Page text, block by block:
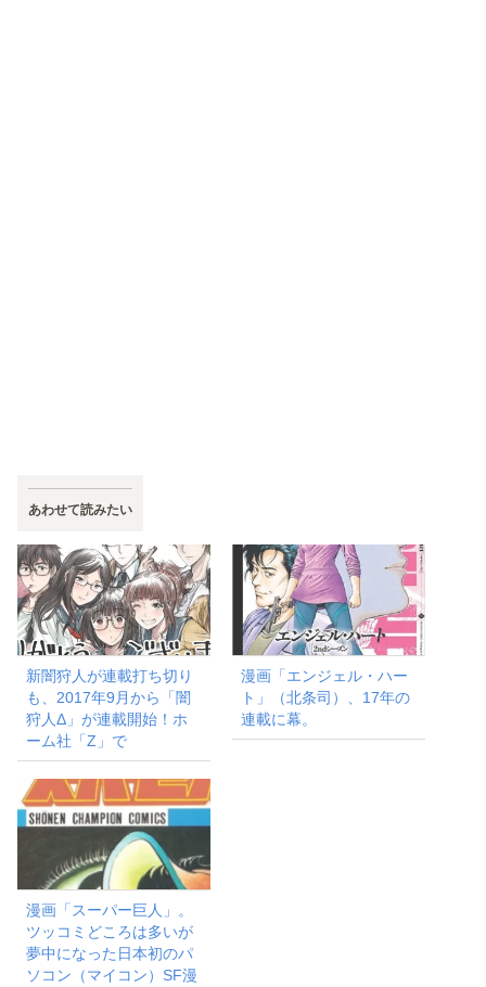
あわせて読みたい
新闇狩人が連載打ち切り
も、2017年9月から「闇
狩人Δ」が連載開始！ホ
ーム社「Z」で
漫画「エンジェル・ハー
ト」（北条司）、17年の
連載に幕。
漫画「スーパー巨人」。
ツッコミどころは多いが
夢中になった日本初のパ
ソコン（マイコン）SF漫